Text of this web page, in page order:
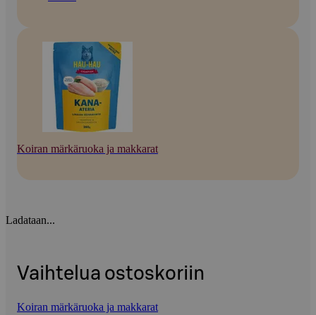
Koiran märkäruoka ja makkarat
Ladataan...
Vaihtelua ostoskoriin
Koiran märkäruoka ja makkarat